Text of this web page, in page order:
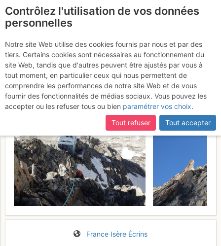
certaines pages ne sont plus accessibles, manquantes ou
incomplètes, déconnectez-vous puis reconnectez-vous à votre
compte sur le site.
La Meije - Pyramide
Duhamel : Arête de la
Convention
Mercredi 5 juillet 2017
France Isère Écrins
Contrôlez l'utilisation de vos données
personnelles
Notre site Web utilise des cookies fournis par nous et par des
tiers. Certains cookies sont nécessaires au fonctionnement du
site Web, tandis que d'autres peuvent être ajustés par vous à
tout moment, en particulier ceux qui nous permettent de
comprendre les performances de notre site Web et de vous
fournir des fonctionnalités de médias sociaux. Vous pouvez les
accepter ou les refuser tous ou bien paramétrer vos choix.
Tout refuser
Tout accepter